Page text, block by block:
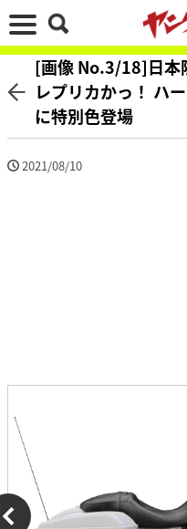
[画像 No.3/18]日
レプリカかっ！ ハ
に特別色登場
2021/08/10